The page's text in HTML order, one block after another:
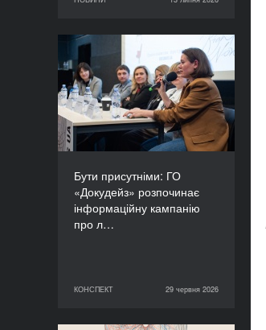
Бути присутніми: ГО
«Докудейз» розпочинає
інформаційну кампанію
про л…
КОНСПЕКТ 29 червня 2026
Бути присутніми: ГО
«Докудейз» розпочинає
інформаційну кампанію
про людей в окупації
КОНСПЕКТ
29 червня 2026